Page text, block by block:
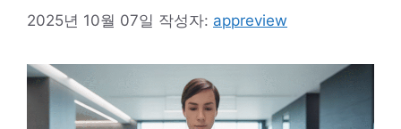
2025년 10월 07일 작성자: appreview